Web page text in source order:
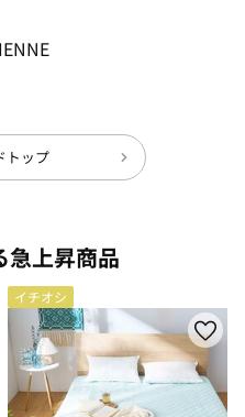
トップ
急上昇商品
イチオシ